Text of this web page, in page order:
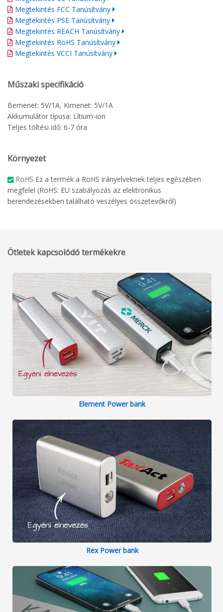
Megtekintés FCC Tanúsítvány
Megtekintés PSE Tanúsítvány
Megtekintés REACH Tanúsítvány
Megtekintés RoHS Tanúsítvány
Megtekintés VCCI Tanúsítvány
Műszaki specifikáció
Bemenet: 5V/1A, Kimenet: 5V/1A
Akkumulátor típusa: Lítium-ion
Teljes töltési idő: 6-7 óra
Környezet
RoHS Ez a termék a RoHS irányelveknek teljes egészében
megfelel (RoHS: EU szabályozás az elektronikus
berendezésekben található veszélyes összetevőkről)
Ötletek kapcsolódó termékekre
Element Power bank
Rex Power bank